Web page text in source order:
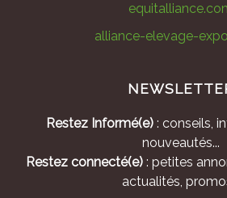
alliance-elevage-
Restez Informé(e): conseils,
nouveautés...
Restez connecté(e): petites
actualités,